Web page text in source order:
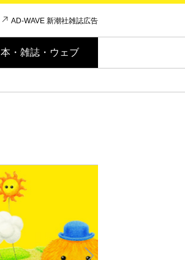
AD-WAVE 新潮社雑誌広告
本・雑誌・ウェブ